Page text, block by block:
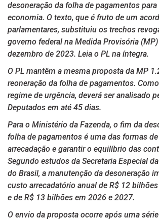
desoneração da folha de pagamentos
economia. O texto, que é fruto de um
parlamentares, substituiu os trechos
governo federal na Medida Provisória
dezembro de 2023. Leia o PL na íntegra.
O PL mantêm a mesma proposta da MP
reoneração da folha de pagamentos.
regime de urgência, deverá ser analisado
Deputados em até 45 dias.
Para o Ministério da Fazenda, o fim da
folha de pagamentos é uma das formas
arrecadação e garantir o equilíbrio das
Segundo estudos da Secretaria Especial
do Brasil, a manutenção da desoneração
custo arrecadatório anual de R$ 12
e de R$ 13 bilhões em 2026 e 2027.
O envio da proposta ocorre após uma